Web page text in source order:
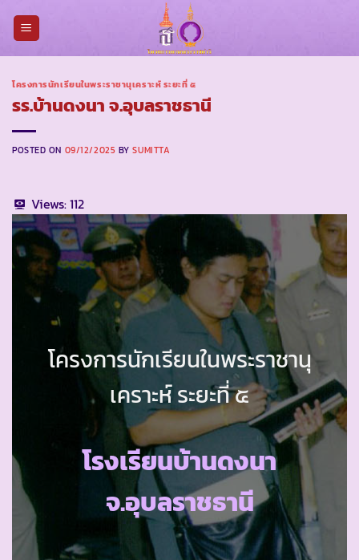
โครงการนักเรียนในพระราชานุเคราะห์ ระยะที่ ๕
รร.บ้านดงนา จ.อุบลราชธานี
POSTED ON 09/12/2025 BYSUMITTA
Views:112
โครงการนักเรียนในพระราชานุ
เคราะห์ ระยะที่ ๕
โรงเรียนบ้านดงนา
จ.อุบลราชธานี